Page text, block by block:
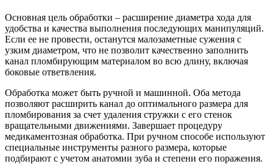
Основная цель обработки – расширение диаметра хода для
удобства и качества выполнения последующих манипуляций.
Если ее не провести, останутся малозаметные сужения с
узким диаметром, что не позволит качественно заполнить
канал пломбирующим материалом во всю длину, включая
боковые ответвления.
Обработка может быть ручной и машинной. Оба метода
позволяют расширить канал до оптимального размера для
пломбирования за счет удаления стружки с его стенок
вращательными движениями. Завершает процедуру
медикаментозная обработка. При ручном способе используют
специальные инструменты разного размера, которые
подбирают с учетом анатомии зуба и степени его поражения.